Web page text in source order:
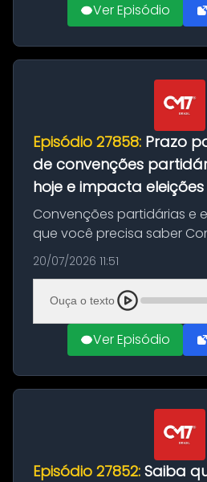
Ver Episódio
Episódio 27858: Prazo
de convenções
hoje e impacta eleições
Convenções partidárias e
que você precisa saber
segunda-feira e vai até 5
para que partidos políticos
partidárias realizem suas
20/07/2026 11:51
Ouça o texto
Ver Episódio
Episódio 27852: Saiba